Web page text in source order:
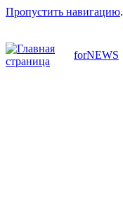
Пропустить навигацию.
forNEWS